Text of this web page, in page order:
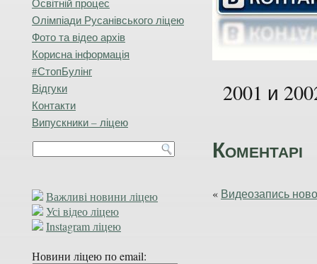
Освітній процес
Олімпіади Русанівського ліцею
Фото та відео архів
Корисна інформація
#СтопБулінг
Відгуки
Контакти
Випускники – ліцею
Важливі новини ліцею
Усі відео ліцею
Instagram ліцею
Новини ліцею по email:
2001 и
Коментарі
« Видеозапись